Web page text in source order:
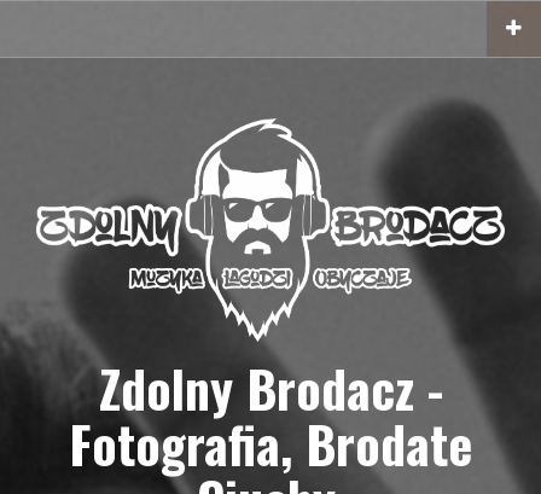
treści
Zdolny Brodacz -
Fotografia, Brodate